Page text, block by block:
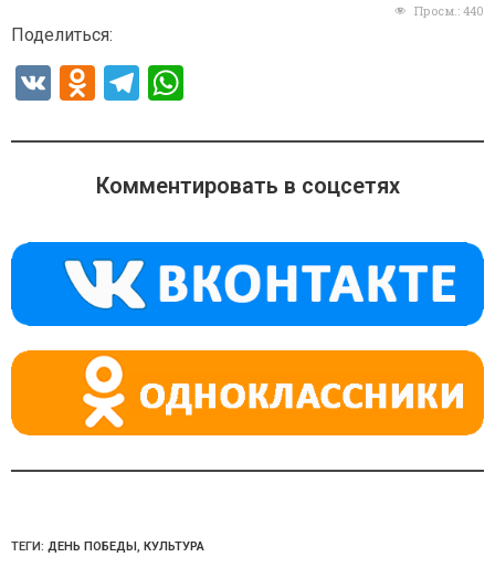
Просм.: 440
Поделиться:
V
O
n
o
a
ss
ni
ki
T
e
gr
m
at
s
p
p
Комментировать в соцсетях
ТЕГИ: ДЕНЬ ПОБЕДЫ, КУЛЬТУРА